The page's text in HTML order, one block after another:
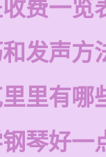
费一览
发声方
里有哪
琴好一